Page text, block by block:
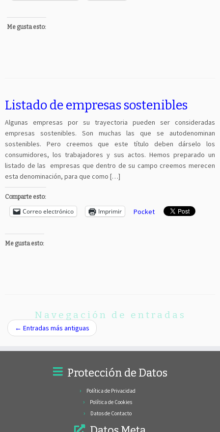
Me gusta esto:
Listado de empresas sostenibles
Algunas empresas por su trayectoria pueden ser consideradas
empresas sostenibles. Son muchas las que se autodenominan
sostenibles. Pero creemos que este título deben dárselo los
consumidores, los trabajadores y sus actos. Hemos preparado un
listado de las empresas que dentro de su campo creemos merecen
esta denominación, para que como […]
Comparte esto:
Correo electrónico Imprimir Pocket
Me gusta esto:
Navegación de entradas
← Entradas más antiguas
Protección de Datos
Política de Privacidad
Política de Cookies
Datos de Contacto